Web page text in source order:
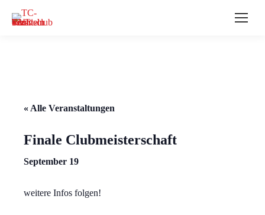
« Alle Veranstaltungen
Finale Clubmeisterschaft
September 19
weitere Infos folgen!